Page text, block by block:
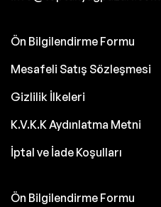
Ön Bilgilendirme Formu
Mesafeli Satış Sözleşmesi
Gizlilik İlkeleri
K.V.K.K Aydınlatma Metni
İptal ve İade Koşulları
Ön Bilgilendirme Formu